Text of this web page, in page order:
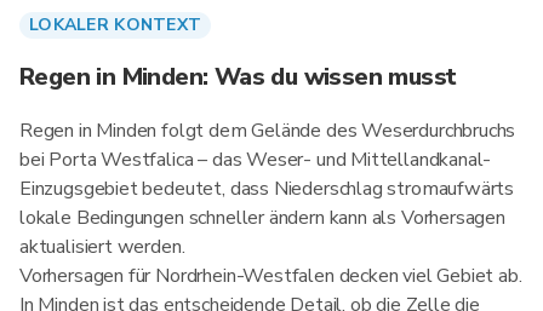
LOKALER KONTEXT
Regen in Minden: Was du wissen musst
Regen in Minden folgt dem Gelände des Weserdurchbruchs
bei Porta Westfalica – das Weser- und Mittellandkanal-
Einzugsgebiet bedeutet, dass Niederschlag stromaufwärts
lokale Bedingungen schneller ändern kann als Vorhersagen
aktualisiert werden.
Vorhersagen für Nordrhein-Westfalen decken viel Gebiet ab.
In Minden ist das entscheidende Detail, ob die Zelle die